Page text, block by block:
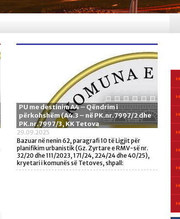
PU me destinim A4 – Qëndrim i
përkohshëm (A4.3 – në PK.nr.7997/2 dhe
PK.nr.7997/3, KK Tetova
29.09.2025
Bazuar në nenin 62, paragrafi 10 të Ligjit për
planifikim urbanistik (Gz. Zyrtare e RMV-së nr.
32/20 dhe 111/2023, 171/24, 224/24 dhe 40/25),
kryetari i komunës së Tetoves, shpall: